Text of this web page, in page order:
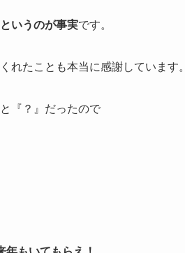
いうのが事実です。
れたことも本当に感謝しています。
『？』だったので